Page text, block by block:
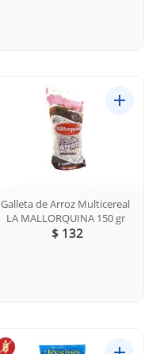
Galleta de Arroz Multicereal
LA MALLORQUINA 150 gr
$ 132